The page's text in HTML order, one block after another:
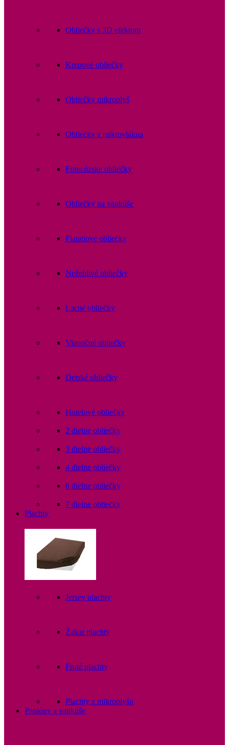
Obliečky s 3D efektom
Krepové obliečky
Obliečky mikroplyš
Obliečky z mikrovlákna
Francúzske obliečky
Obliečky na vankúše
Flanelové obliečky
Nežehlivé obliečky
Lacné obliečky
Vianočné obliečky
Detské obliečky
Hotelové obliečky
2 dielne obliečky
3 dielne obliečky
4 dielne obliečky
6 dielne obliečky
7 dielne obliečky
Plachty
Jersey plachty
Žakar plachty
Froté plachty
Plachty z mikroplyšu
Paplóny a vankúše